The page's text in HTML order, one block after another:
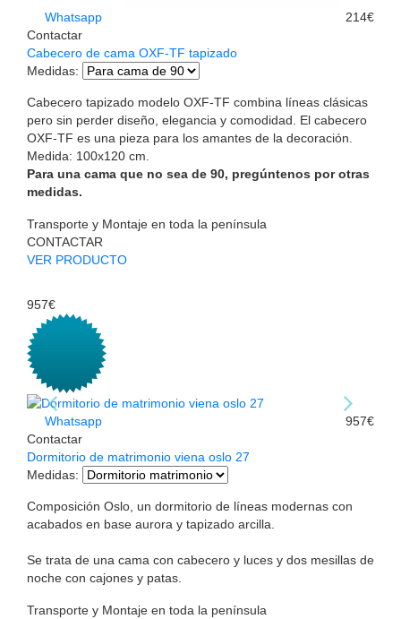
Whatsapp
Contactar
214€
Cabecero de cama OXF-TF tapizado
Medidas:
Cabecero tapizado modelo OXF-TF combina líneas clásicas
pero sin perder diseño, elegancia y comodidad. El cabecero
OXF-TF es una pieza para los amantes de la decoración.
Medida: 100x120 cm.
Para una cama que no sea de 90, pregúntenos por otras
medidas.
Transporte y Montaje en toda la península
CONTACTAR
VER PRODUCTO
957€
Whatsapp
Contactar
957€
Dormitorio de matrimonio viena oslo 27
Medidas:
Composición Oslo, un dormitorio de líneas modernas con
acabados en base aurora y tapizado arcilla.
Se trata de una cama con cabecero y luces y dos mesillas de
noche con cajones y patas.
Transporte y Montaje en toda la península